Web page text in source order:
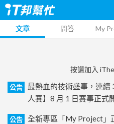
文章 問答 My
按讚加入
公告
最熱血的技術盛事，連續
人賽】8 月 1 日賽事正式
公告
全新專區「My Project」